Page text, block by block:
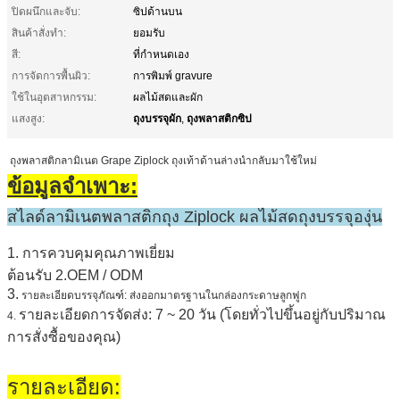
ปิดผนึกและจับ:
ซิปด้านบน
สินค้าสั่งทำ:
ยอมรับ
สี:
ที่กำหนดเอง
การจัดการพื้นผิว:
การพิมพ์ gravure
ใช้ในอุตสาหกรรม:
ผลไม้สดและผัก
แสงสูง:
ถุงบรรจุผัก, ถุงพลาสติกซิป
ถุงพลาสติกลามิเนต Grape Ziplock ถุงเท้าด้านล่างนำกลับมาใช้ใหม่
ข้อมูลจำเพาะ:
สไลด์ลามิเนตพลาสติกถุง Ziplock ผลไม้สดถุงบรรจุองุ่น
1. การควบคุมคุณภาพเยี่ยม
ต้อนรับ 2.OEM / ODM
3. รายละเอียดบรรจุภัณฑ์: ส่งออกมาตรฐานในกล่องกระดาษลูกฟูก
4. รายละเอียดการจัดส่ง: 7 ~ 20 วัน (โดยทั่วไปขึ้นอยู่กับปริมาณ
การสั่งซื้อของคุณ)
รายละเอียด: